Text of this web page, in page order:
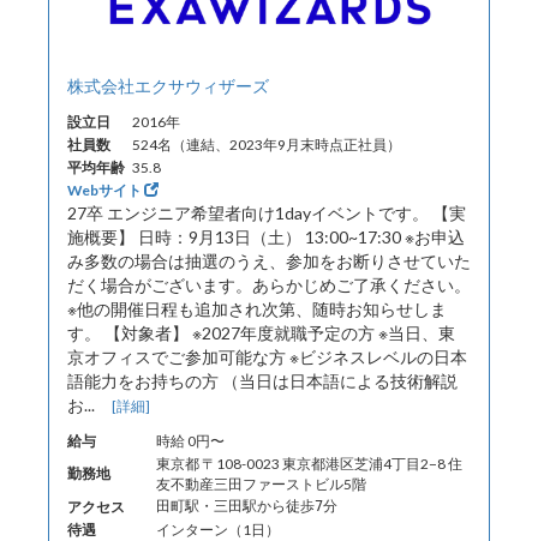
株式会社エクサウィザーズ
設立日
2016年
社員数
524名（連結、2023年9月末時点正社員）
平均年齢 35.8
Webサイト
27卒 エンジニア希望者向け1dayイベントです。 【実
施概要】 日時：9月13日（土） 13:00~17:30 ※お申込
み多数の場合は抽選のうえ、参加をお断りさせていた
だく場合がございます。あらかじめご了承ください。
※他の開催日程も追加され次第、随時お知らせしま
す。 【対象者】 ※2027年度就職予定の方 ※当日、東
京オフィスでご参加可能な方 ※ビジネスレベルの日本
語能力をお持ちの方 （当日は日本語による技術解説
お... [詳細]
給与
時給 0円〜
勤務地
東京都 〒108-0023 東京都港区芝浦4丁目2−8 住
友不動産三田ファーストビル5階
アクセス
田町駅・三田駅から徒歩7分
待遇 インターン（1日）